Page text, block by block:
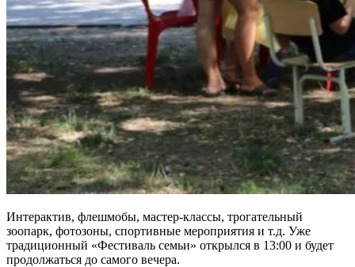
Интерактив, флешмобы, мастер-классы, трогательный
зоопарк, фотозоны, спортивные мероприятия и т.д. Уже
традиционный «Фестиваль семьи» открылся в 13:00 и будет
продолжаться до самого вечера.